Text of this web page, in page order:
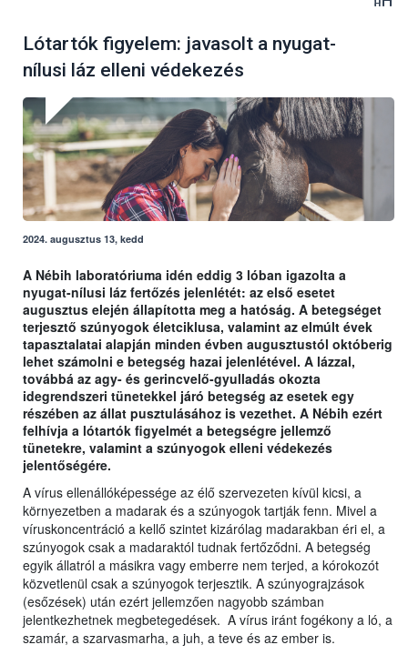
Lótartók figyelem: javasolt a nyugat-
nílusi láz elleni védekezés
2024. augusztus 13, kedd
A Nébih laboratóriuma idén eddig 3 lóban igazolta a
nyugat-nílusi láz fertőzés jelenlétét: az első esetet
augusztus elején állapította meg a hatóság. A betegséget
terjesztő szúnyogok életciklusa, valamint az elmúlt évek
tapasztalatai alapján minden évben augusztustól októberig
lehet számolni e betegség hazai jelenlétével. A lázzal,
továbbá az agy- és gerincvelő-gyulladás okozta
idegrendszeri tünetekkel járó betegség az esetek egy
részében az állat pusztulásához is vezethet. A Nébih ezért
felhívja a lótartók figyelmét a betegségre jellemző
tünetekre, valamint a szúnyogok elleni védekezés
jelentőségére.
A vírus ellenállóképessége az élő szervezeten kívül kicsi, a
környezetben a madarak és a szúnyogok tartják fenn. Mivel a
víruskoncentráció a kellő szintet kizárólag madarakban éri el, a
szúnyogok csak a madaraktól tudnak fertőződni. A betegség
egyik állatról a másikra vagy emberre nem terjed, a kórokozót
közvetlenül csak a szúnyogok terjesztik. A szúnyograjzások
(esőzések) után ezért jellemzően nagyobb számban
jelentkezhetnek megbetegedések. A vírus iránt fogékony a ló, a
szamár, a szarvasmarha, a juh, a teve és az ember is.